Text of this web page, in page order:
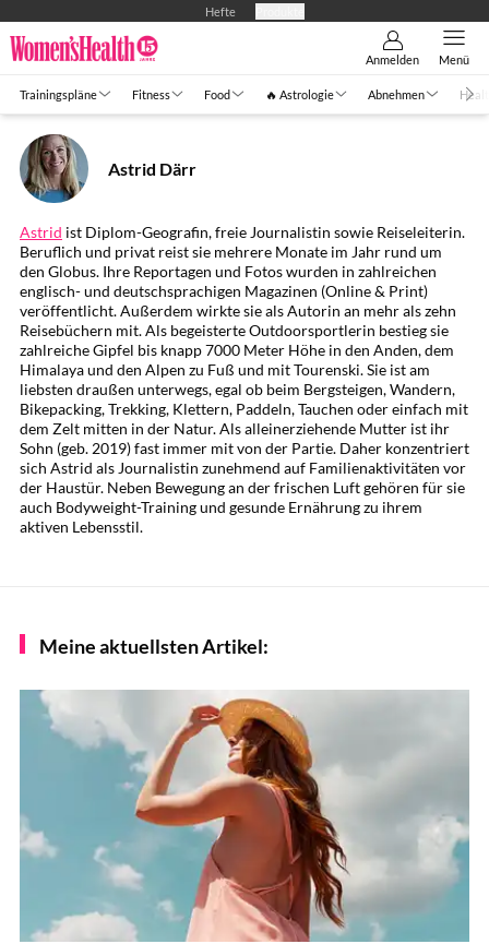
Hefte
Anmelden Menü
Trainingspläne Fitness Food 🔥 Astrologie Abnehmen
Astrid Därr
Astrid ist Diplom-Geografin, freie Journalistin sowie Reiseleiterin.
Beruflich und privat reist sie mehrere Monate im Jahr rund um
den Globus. Ihre Reportagen und Fotos wurden in zahlreichen
englisch- und deutschsprachigen Magazinen (Online & Print)
veröffentlicht. Außerdem wirkte sie als Autorin an mehr als zehn
Reisebüchern mit. Als begeisterte Outdoorsportlerin bestieg sie
zahlreiche Gipfel bis knapp 7000 Meter Höhe in den Anden, dem
Himalaya und den Alpen zu Fuß und mit Tourenski. Sie ist am
liebsten draußen unterwegs, egal ob beim Bergsteigen, Wandern,
Bikepacking, Trekking, Klettern, Paddeln, Tauchen oder einfach mit
dem Zelt mitten in der Natur. Als alleinerziehende Mutter ist ihr
Sohn (geb. 2019) fast immer mit von der Partie. Daher konzentriert
sich Astrid als Journalistin zunehmend auf Familienaktivitäten vor
der Haustür. Neben Bewegung an der frischen Luft gehören für sie
auch Bodyweight-Training und gesunde Ernährung zu ihrem
aktiven Lebensstil.
Meine aktuellsten Artikel: